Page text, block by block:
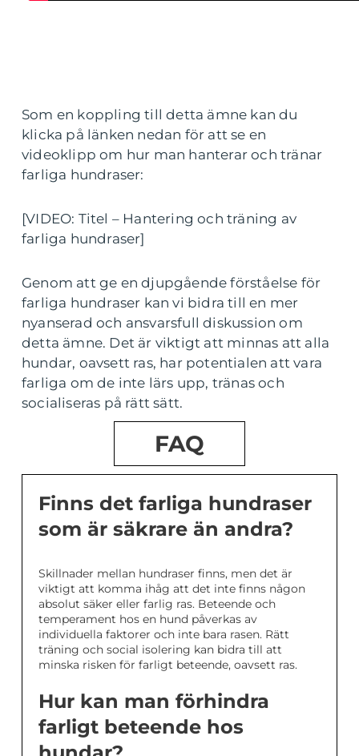
Som en koppling till detta ämne kan du
klicka på länken nedan för att se en
videoklipp om hur man hanterar och tränar
farliga hundraser:
[VIDEO: Titel – Hantering och träning av
farliga hundraser]
Genom att ge en djupgående förståelse för
farliga hundraser kan vi bidra till en mer
nyanserad och ansvarsfull diskussion om
detta ämne. Det är viktigt att minnas att alla
hundar, oavsett ras, har potentialen att vara
farliga om de inte lärs upp, tränas och
socialiseras på rätt sätt.
FAQ
Finns det farliga hundraser
som är säkrare än andra?
Skillnader mellan hundraser finns, men det är
viktigt att komma ihåg att det inte finns någon
absolut säker eller farlig ras. Beteende och
temperament hos en hund påverkas av
individuella faktorer och inte bara rasen. Rätt
träning och social isolering kan bidra till att
minska risken för farligt beteende, oavsett ras.
Hur kan man förhindra
farligt beteende hos